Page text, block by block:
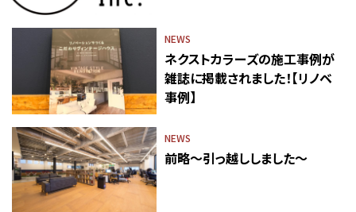
NEWS
ネクストカラーズの施工事例が
雑誌に掲載されました！【リノベ
事例】
NEWS
前略～引っ越ししました～